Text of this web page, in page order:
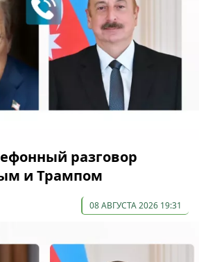
разговор
и Трампом
08 АВГУСТА 2026 19:31